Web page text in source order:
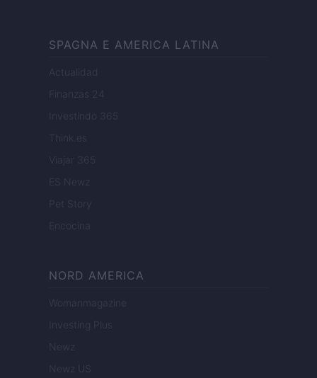
SPAGNA E AMERICA LATINA
Actualidad
Finanzas 24
Investindo 365
Think.es
Viajar 365
ES Newz
Pet Story
Encocina
NORD AMERICA
Womanmagazine
Investing Plus
Newz
Newz US